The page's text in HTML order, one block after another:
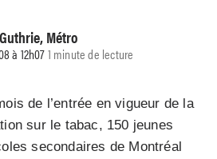
Métro
à 12h071 minute de lecture
de l’entrée en vigueur de la
sur le tabac, 150 jeunes
secondaires de Montréal